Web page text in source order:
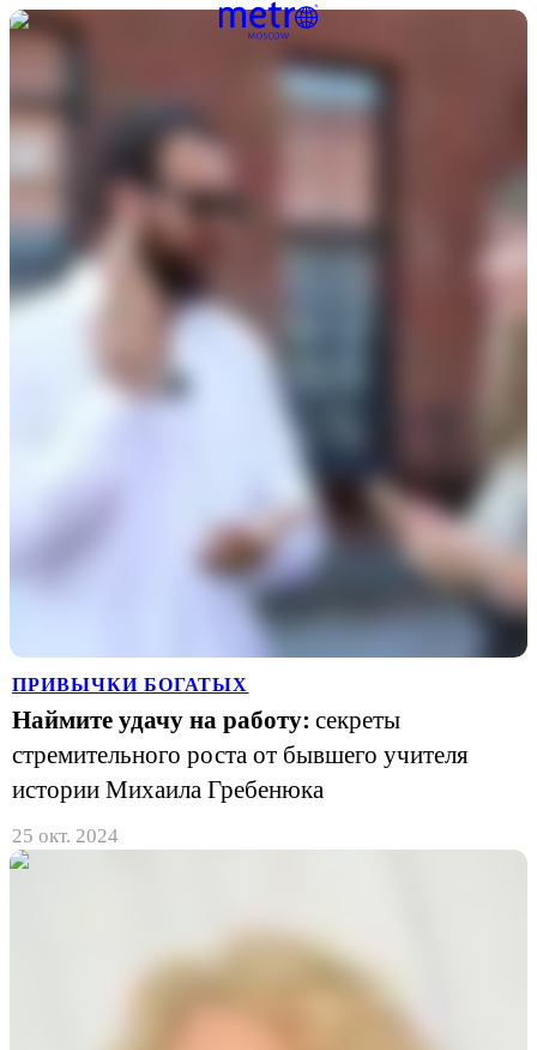
ПРИВЫЧКИ БОГАТЫХ
Наймите удачу на работу: секреты
стремительного роста от бывшего учителя
истории Михаила Гребенюка
25 окт. 2024